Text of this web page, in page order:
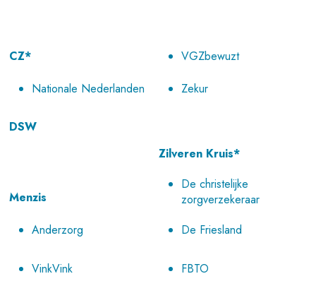
CZ*
VGZbewuzt
Nationale Nederlanden
Zekur
DSW
Zilveren Kruis*
Menzis
De christelijke
zorgverzekeraar
Anderzorg
De Friesland
VinkVink FBTO